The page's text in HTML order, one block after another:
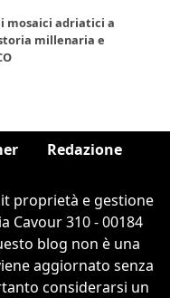
mosaici adriatici a
millenaria e
Redazione
proprietà e gestione
Cavour 310 - 00184
blog non è una
aggiornato senza
considerarsi un